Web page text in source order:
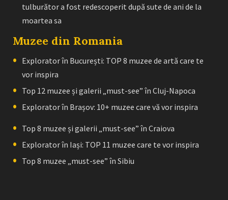
tulburător a fost redescoperit după sute de ani de la
moartea sa
Muzee din Romania
Explorator în București: TOP 8 muzee de artă care te
vor inspira
Top 12 muzee și galerii „must-see” în Cluj-Napoca
Explorator în Brașov: 10+ muzee care vă vor inspira
Top 8 muzee și galerii „must-see” în Craiova
Explorator în Iași: TOP 11 muzee care te vor inspira
Top 8 muzee „must-see” în Sibiu